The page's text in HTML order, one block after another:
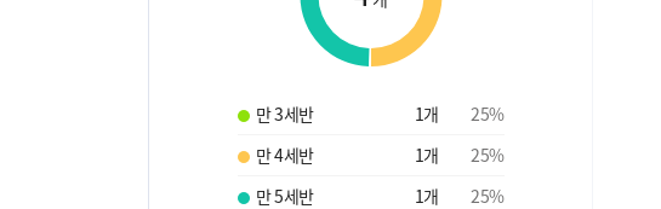
만 3세반 1개 25%
만 4세반
1개 25%
만 5세반
1개 25%